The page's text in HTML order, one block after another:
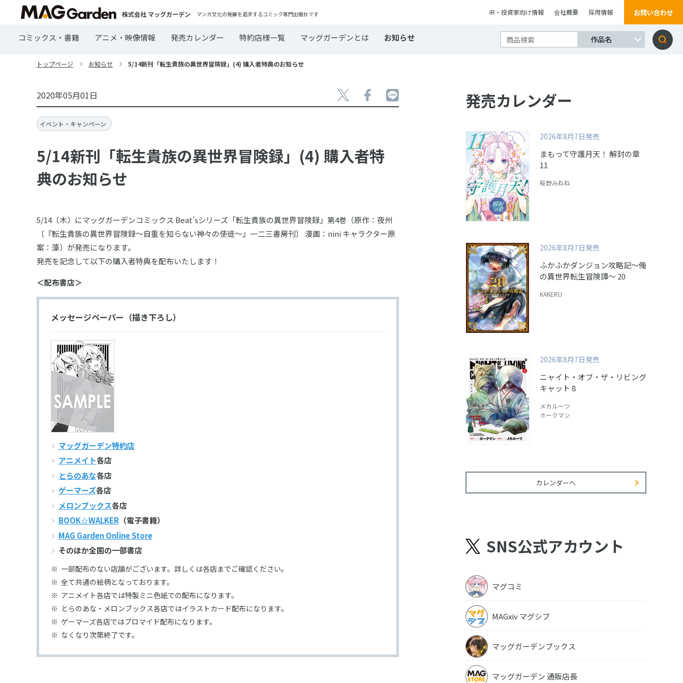
株式会社 マッグガーデン マンガ文化の発展を追求するコミック専門出版社です IR・投資家向け情報 会社概要 採用情報 お問い合わせ
コミックス・書籍 アニメ・映像情報 発売カレンダー 特約店様一覧 マッグガーデンとは お知らせ
トップページ お知らせ 5/14新刊「転生貴族の異世界冒険録」(4) 購入者特典のお知らせ
2020年05月01日
イベント・キャンペーン
5/14新刊「転生貴族の異世界冒険録」(4) 購入者特
典のお知らせ
5/14（木）にマッグガーデンコミックス Beat’sシリーズ「転生貴族の異世界冒険録」第4巻（原作：夜州
〔『転生貴族の異世界冒険録～自重を知らない神々の使徒～』一二三書房刊〕 漫画：nini キャラクター原
案：藻）が発売になります。
発売を記念して以下の購入者特典を配布いたします！
＜配布書店＞
メッセージペーパー（描き下ろし）
マッグガーデン特約店
アニメイト各店
とらのあな各店
ゲーマーズ各店
メロンブックス各店
BOOK☆WALKER （電子書籍）
MAG Garden Online Store
そのほか全国の一部書店
一部配布のない店舗がございます。詳しくは各店までご確認ください。
全て共通の絵柄となっております。
アニメイト各店では特製ミニ色紙での配布になります。
とらのあな・メロンブックス各店ではイラストカード配布になります。
ゲーマーズ各店ではブロマイド配布になります。
なくなり次第終了です。
発売カレンダー
2026年8月7日発売
まもって守護月天！ 解封の章
11
桜野みねね
2026年8月7日発売
ふかふかダンジョン攻略記～俺
の異世界転生冒険譚～ 20
KAKERU
2026年8月7日発売
ニャイト・オブ・ザ・リビング
キャット 8
メカルーツ
ホークマン
カレンダーへ
SNS公式アカウント
マグコミ
MAGxiv マグシブ
マッグガーデンブックス
マッグガーデン 通販店長